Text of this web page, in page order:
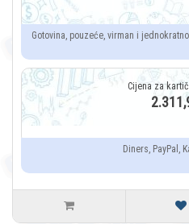
Gotovina, pouzeće, virman i
Diners, PayPal,